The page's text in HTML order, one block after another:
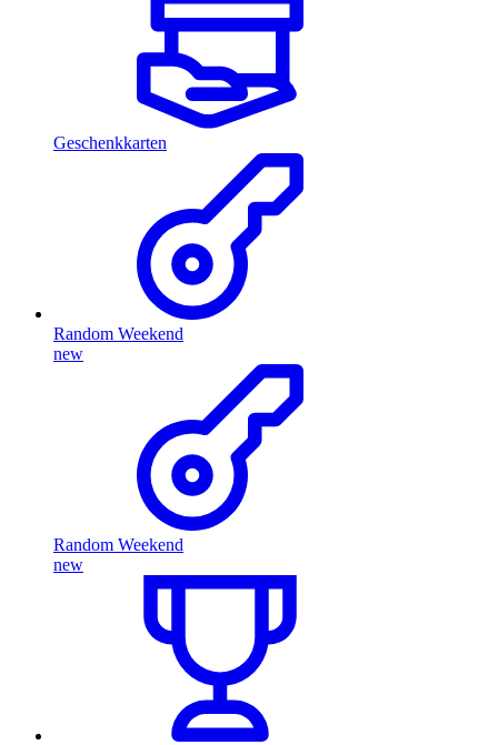
Geschenkkarten
Random Weekend
new
Random Weekend
new